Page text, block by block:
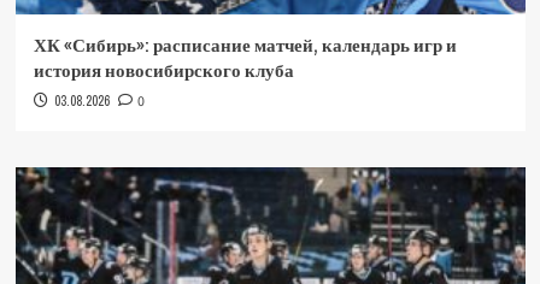
ХК «Сибирь»: расписание матчей, календарь игр и
история новосибирского клуба
03.08.2026 0